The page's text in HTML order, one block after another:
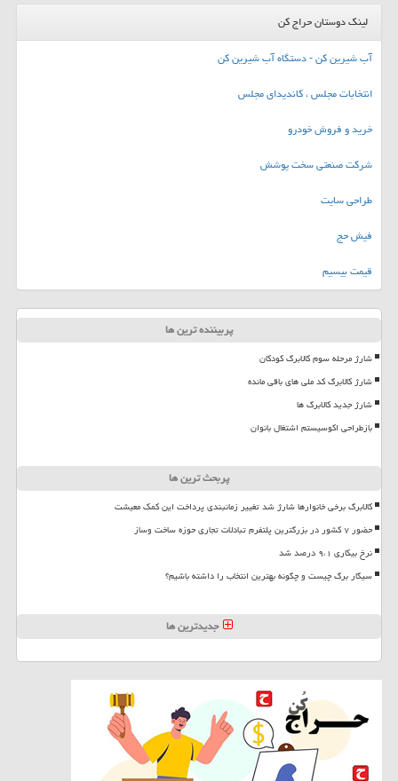
لینک دوستان حراج کن
آب شیرین کن - دستگاه آب شیرین کن
انتخابات مجلس ، کاندیدای مجلس
خرید و فروش خودرو
شرکت صنعتی سخت پوشش
طراحی سایت
فیش حج
قیمت بیسیم
پربیننده ترین ها
شارژ مرحله سوم کالابرگ کودکان
شارژ کالابرگ کد ملی های باقی مانده
شارژ جدید کالابرگ ها
بازطراحی اکوسیستم اشتغال بانوان
پربحث ترین ها
کالابرگ برخی خانوارها شارژ شد تغییر زمانبندی پرداخت این کمک معیشت
حضور ۷ کشور در بزرگترین پلتفرم تبادلات تجاری حوزه ساخت وساز
نرخ بیکاری ۹،۱ درصد شد
سیگار برگ چیست و چگونه بهترین انتخاب را داشته باشیم؟
جدیدترین ها